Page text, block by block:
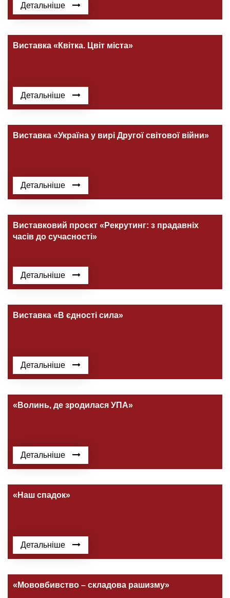
Детальніше
Виставка «Квітка. Цвіт міста»
Детальніше
Виставка «Україна у вирі Другої світової війни»
Детальніше
Виставковий проєкт «Рекрутинг: з прадавніх
часів до сучасності»
Детальніше
Виставка «В єдності сила»
Детальніше
«Волинь, де зродилася УПА»
Детальніше
«Наш спадок»
Детальніше
«Мововбивство – складова рашизму»